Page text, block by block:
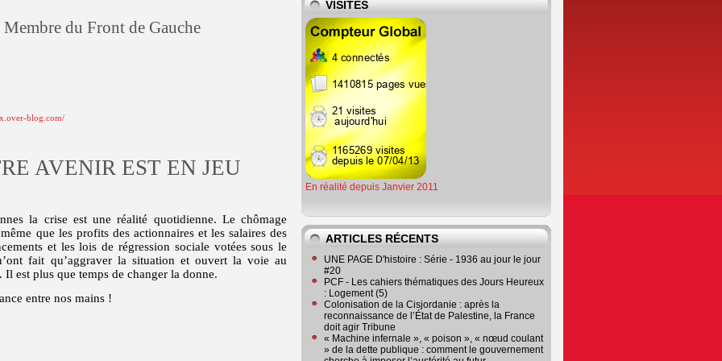
du Front de Gauche
blog.com/
AVENIR EST EN JEU
la crise est une réalité quotidienne. Le chômage
que les profits des actionnaires et les salaires des
et les lois de régression sociale votées sous le
fait qu’aggraver la situation et ouvert la voie au
est plus que temps de changer la donne.
entre nos mains !
VISITES
En réalité depuis Janvier 2011
ARTICLES RÉCENTS
UNE PAGE D'histoire : Série - 1936 au jour le jour
#20
PCF - Les cahiers thématiques des Jours Heureux
: Logement (5)
Colonisation de la Cisjordanie : après la
reconnaissance de l’État de Palestine, la France
doit agir Tribune
« Machine infernale », « poison », « nœud coulant
» de la dette publique : comment le gouvernement